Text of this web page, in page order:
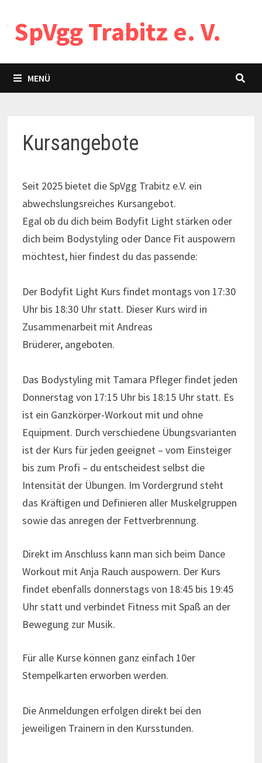
Inhalt
springen
SpVgg Trabitz e. V.
MENÜ
Kursangebote
Seit 2025 bietet die SpVgg Trabitz e.V. ein
abwechslungsreiches Kursangebot.
Egal ob du dich beim Bodyfit Light stärken oder
dich beim Bodystyling oder Dance Fit auspowern
möchtest, hier findest du das passende:
Der Bodyfit Light Kurs findet montags von 17:30
Uhr bis 18:30 Uhr statt. Dieser Kurs wird in
Zusammenarbeit mit Andreas
Brüderer, angeboten.
Das Bodystyling mit Tamara Pfleger findet jeden
Donnerstag von 17:15 Uhr bis 18:15 Uhr statt. Es
ist ein Ganzkörper-Workout mit und ohne
Equipment. Durch verschiedene Übungsvarianten
ist der Kurs für jeden geeignet – vom Einsteiger
bis zum Profi – du entscheidest selbst die
Intensität der Übungen. Im Vordergrund steht
das Kräftigen und Definieren aller Muskelgruppen
sowie das anregen der Fettverbrennung.
Direkt im Anschluss kann man sich beim Dance
Workout mit Anja Rauch auspowern. Der Kurs
findet ebenfalls donnerstags von 18:45 bis 19:45
Uhr statt und verbindet Fitness mit Spaß an der
Bewegung zur Musik.
Für alle Kurse können ganz einfach 10er
Stempelkarten erworben werden.
Die Anmeldungen erfolgen direkt bei den
jeweiligen Trainern in den Kursstunden.